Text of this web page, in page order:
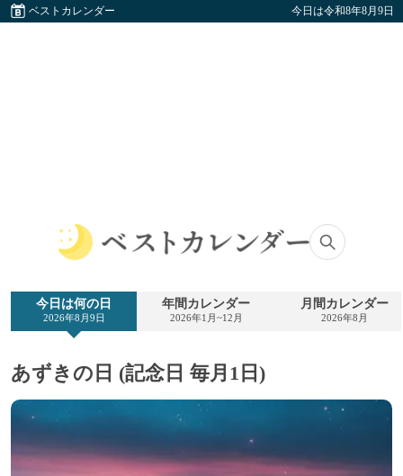
ベストカレンダー 今日は令和8年8月9日
ト
カ
ー
今日は何の日
2026年8月9日
年間カレンダー
2026年1月~12月
月間カレンダー
2026年8月
あずきの日 (記念日 毎月1日)